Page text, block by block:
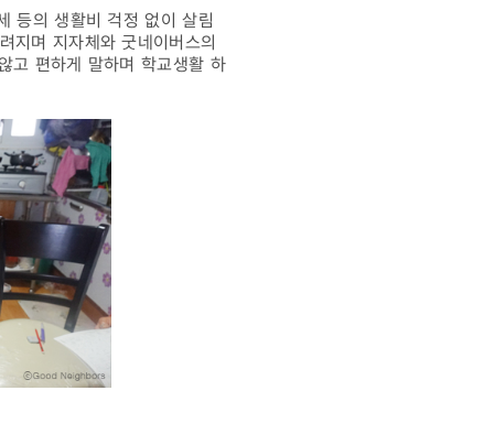
등의 생활비 걱정 없이 살림
지며 지자체와 굿네이버스의
고 편하게 말하며 학교생활 하